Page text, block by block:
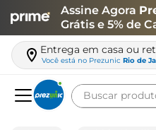
Assine Agora
Grátis e 5% de
Entrega em casa ou
Você está no Prezunic Rio de
Buscar